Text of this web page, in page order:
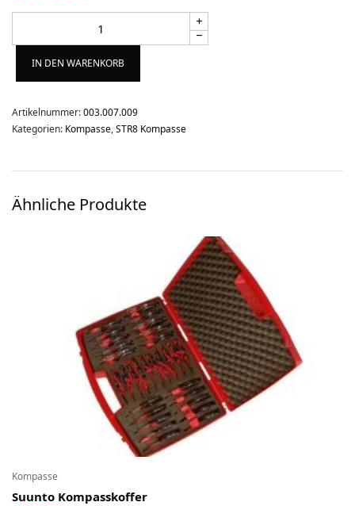
IN DEN WARENKORB
Artikelnummer:003.007.009
Kategorien: Kompasse,STR8 Kompasse
Ähnliche Produkte
Kompasse
Suunto Kompasskoffer
Bekleidung
Kartenaufnahme
Medizinische Artikel
Schuhe
Ski-OL / Bike-OL